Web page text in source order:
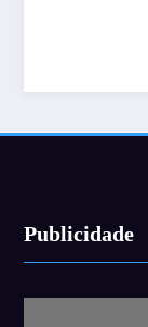
Publicidade